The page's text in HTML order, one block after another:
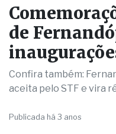
de
Confira também:
aceita pelo STF e vira
Publicada há 3 anos